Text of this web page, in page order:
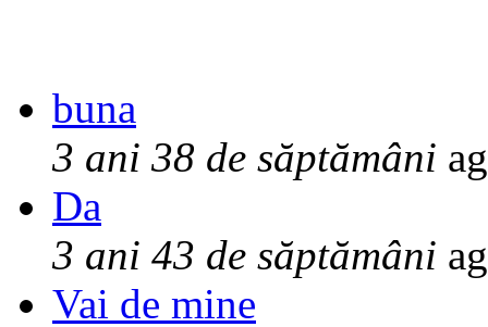
buna
3 ani 38 de săptămâni
Da
3 ani 43 de săptămâni
Vai de mine